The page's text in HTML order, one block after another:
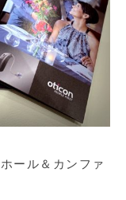
ホール＆カンファ